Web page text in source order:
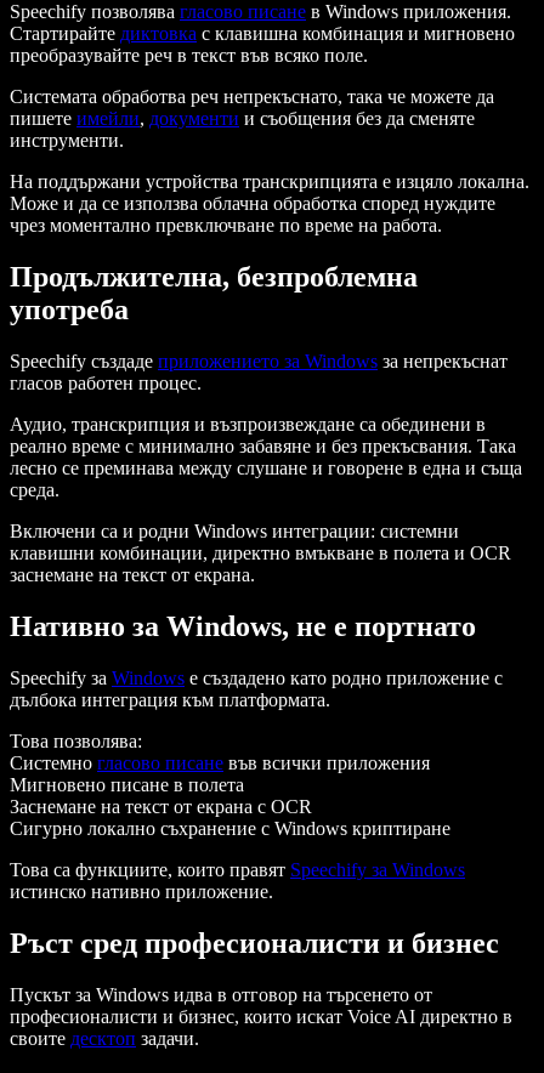
Speechify позволява гласово писане в Windows приложения.
Стартирайте диктовка с клавишна комбинация и мигновено
преобразувайте реч в текст във всяко поле.
Системата обработва реч непрекъснато, така че можете да
пишете имейли, документи и съобщения без да сменяте
инструменти.
На поддържани устройства транскрипцията е изцяло локална.
Може и да се използва облачна обработка според нуждите
чрез моментално превключване по време на работа.
Продължителна, безпроблемна
употреба
Speechify създаде приложението за Windows за непрекъснат
гласов работен процес.
Аудио, транскрипция и възпроизвеждане са обединени в
реално време с минимално забавяне и без прекъсвания. Така
лесно се преминава между слушане и говорене в една и съща
среда.
Включени са и родни Windows интеграции: системни
клавишни комбинации, директно вмъкване в полета и OCR
заснемане на текст от екрана.
Нативно за Windows, не е портнато
Speechify за Windows е създадено като родно приложение с
дълбока интеграция към платформата.
Това позволява:
Системно гласово писане във всички приложения
Мигновено писане в полета
Заснемане на текст от екрана с OCR
Сигурно локално съхранение с Windows криптиране
Това са функциите, които правят Speechify за Windows
истинско нативно приложение.
Ръст сред професионалисти и бизнес
Пускът за Windows идва в отговор на търсенето от
професионалисти и бизнес, които искат Voice AI директно в
своите десктоп задачи.